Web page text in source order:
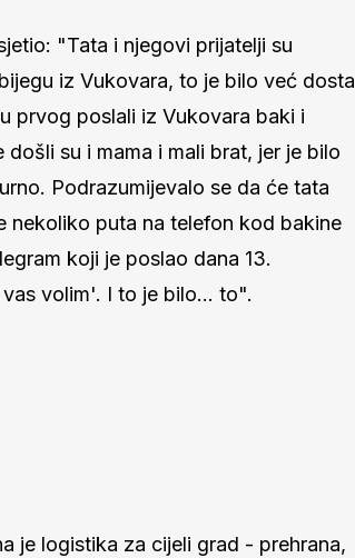
"Tata i njegovi prijatelji su
iz Vukovara, to je bilo već dosta
prvog poslali iz Vukovara baki i
su i mama i mali brat, jer je bilo
Podrazumijevalo se da će tata
nekoliko puta na telefon kod bakine
koji je poslao dana 13.
vas volim'. I to je bilo… to".
je logistika za cijeli grad - prehrana,